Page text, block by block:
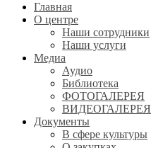
Главная
О центре
Наши сотрудники
Наши услуги
Медиа
Аудио
Библиотека
ФОТОГАЛЕРЕЯ
ВИДЕОГАЛЕРЕЯ
Документы
В сфере культуры